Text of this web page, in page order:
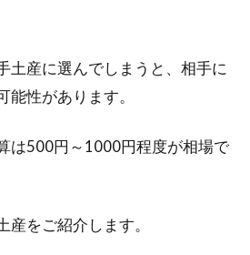
土産に選んでしまうと、相手に
性があります。
は500円～1000円程度が相場で
をご紹介します。